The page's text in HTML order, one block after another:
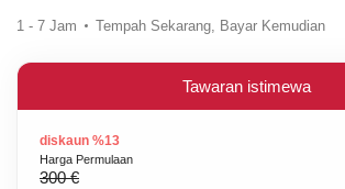
1 - 7 Jam Tempah Sekarang, Bayar Kemudian
Tawaran istimewa
diskaun %13
Harga Permulaan
300 €